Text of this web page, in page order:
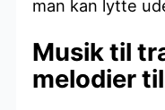
man kan lytte
Musik til
melodier